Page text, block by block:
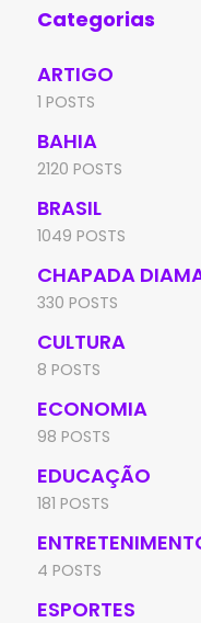
Categorias
ARTIGO
1 POSTS
BAHIA
2120 POSTS
BRASIL
1049 POSTS
CHAPADA
330 POSTS
CULTURA
8 POSTS
ECONOMIA
98 POSTS
EDUCAÇÃO
181 POSTS
4 POSTS
ESPORTES